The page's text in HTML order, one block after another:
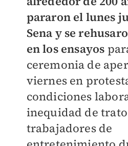
pararon el lunes
Sena y se
en los ensayos
ceremonia de
viernes en
condiciones
inequidad de
trabajadores de